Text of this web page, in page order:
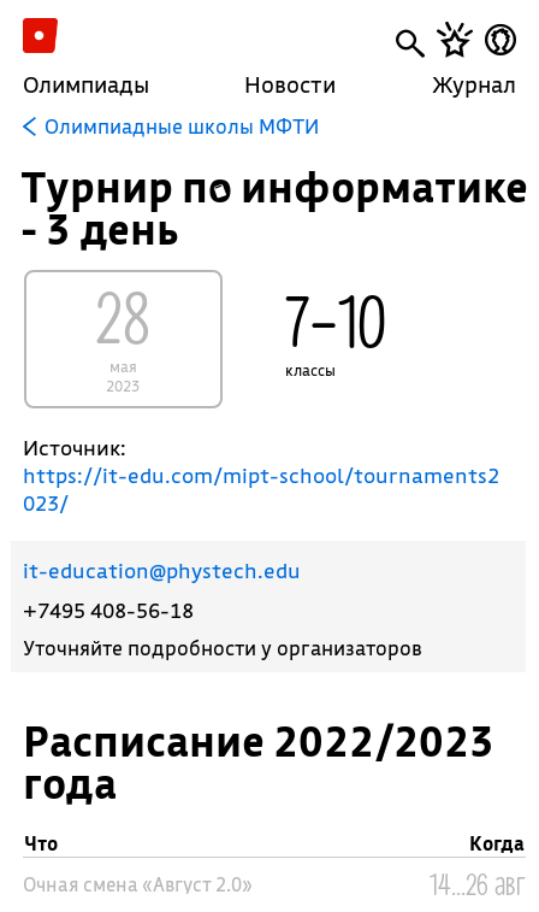
Олимпиады Новости Журнал
Олимпиадные школы МФТИ
Расписание 2022/2023
года
Что
Когда
Очная смена «Август 2.0»
14...26 авг
Турнир по информатике
- 3 день
28
мая
2023
7–10
классы
Источник:
https://it-edu.com/mipt-school/tournaments2
023/
it-education@phystech.edu
+7495 408-56-18
Уточняйте подробности у организаторов